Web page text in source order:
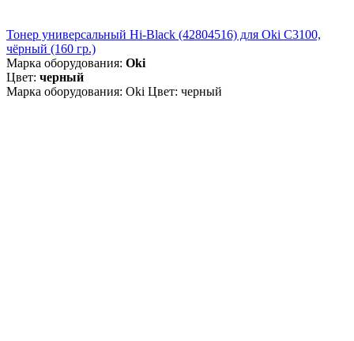
Тонер универсальный Hi-Black (42804516) для Oki С3100,
чёрный (160 гр.)
Марка оборудования: Oki
Цвет: черный
Марка оборудования: Oki Цвет: черный